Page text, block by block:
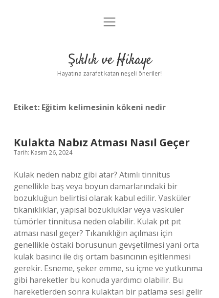
Anasayfa
Yasal Uyarı
menüyü
Şıklık ve Hikaye
Hayatına zarafet katan neşeli öneriler!
Etiket: Eğitim kelimesinin kökeni nedir
Kulakta Nabız Atması Nasıl Geçer
Tarih: Kasım 26, 2024
Kulak neden nabız gibi atar? Atımlı tinnitus
genellikle baş veya boyun damarlarındaki bir
bozukluğun belirtisi olarak kabul edilir. Vasküler
tıkanıklıklar, yapısal bozukluklar veya vasküler
tümörler tinnitusa neden olabilir. Kulak pıt pıt
atması nasıl geçer? Tıkanıklığın açılması için
genellikle östaki borusunun gevşetilmesi yani orta
kulak basıncı ile dış ortam basıncının eşitlenmesi
gerekir. Esneme, şeker emme, su içme ve yutkunma
gibi hareketler bu konuda yardımcı olabilir. Bu
hareketlerden sonra kulaktan bir patlama sesi gelir